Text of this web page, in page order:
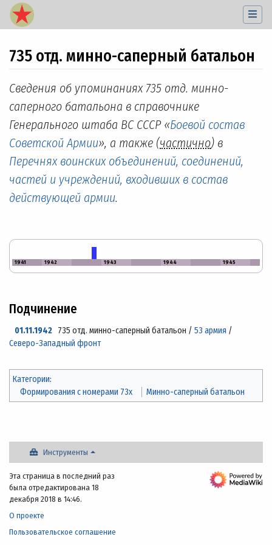
735 отд. минно-саперный батальон
Перейти к:навигация,поиск
Сведения об упоминаниях 735 отд. минно-
саперного батальона в справочнике
Генерального штаба ВС СССР «Боевой состав
Советской Армии», а также (частично) в
Перечнях воинских объединений, соединений,
частей и учреждений, входивших в состав
действующей армии.
1941 1942 1943 1944 1945
Подчинение
01.11.1942 735 отд. минно-саперный батальон /53 армия /
Северо-Западный фронт
Категории:
Формирования с номерами 73x
Минно-саперный батальон
Инструменты
Эта страница в последний раз
была отредактирована 18
декабря 2018 в 14:46.
О проекте
Пользовательское соглашение